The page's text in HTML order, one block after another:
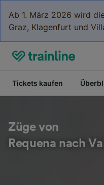
Ab 1. März 2026 wird
Graz, Klagenfurt und
Tickets kaufen
Züge von
Requena nach